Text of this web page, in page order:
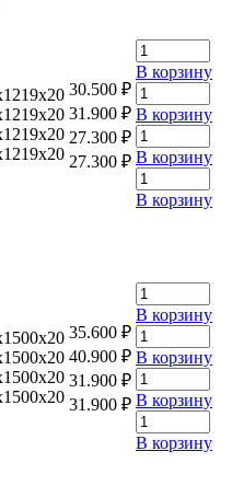
30.500 ₽
31.900 ₽
27.300 ₽
27.300 ₽
В корзину
В корзину
В корзину
В корзину
35.600 ₽
40.900 ₽
31.900 ₽
31.900 ₽
В корзину
В корзину
В корзину
В корзину